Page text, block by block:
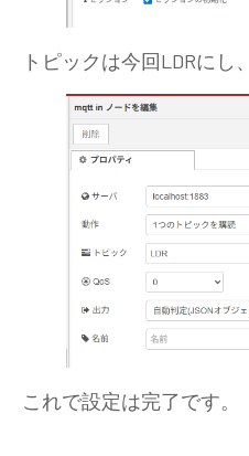
トピックは今回LDRにし
これで設定は完了です。